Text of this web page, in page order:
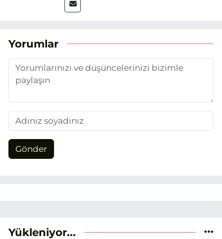
2025’te Eskişehir Haber Ajansı ile adım
aktarmayı hedefliyorum.
Yorumlar
Gönder
Yükleniyor...